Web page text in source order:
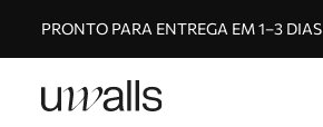
PRONTO PARA ENTREGA EM 1–3 DIAS